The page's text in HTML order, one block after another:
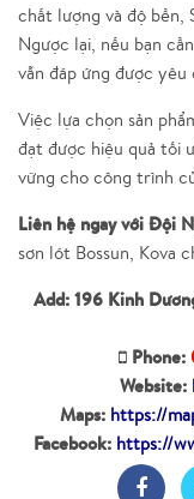
chất lượng và độ bền,
Ngược lại, nếu bạn
vẫn đáp ứng được
Việc lựa chọn sản
đạt được hiệu quả tối
vững cho công trình
Liên hệ ngay với Đội
sơn lót Bossun, Kova
Add: 196 Kinh
Phone:
Website:
Maps: https://
Facebook: https://